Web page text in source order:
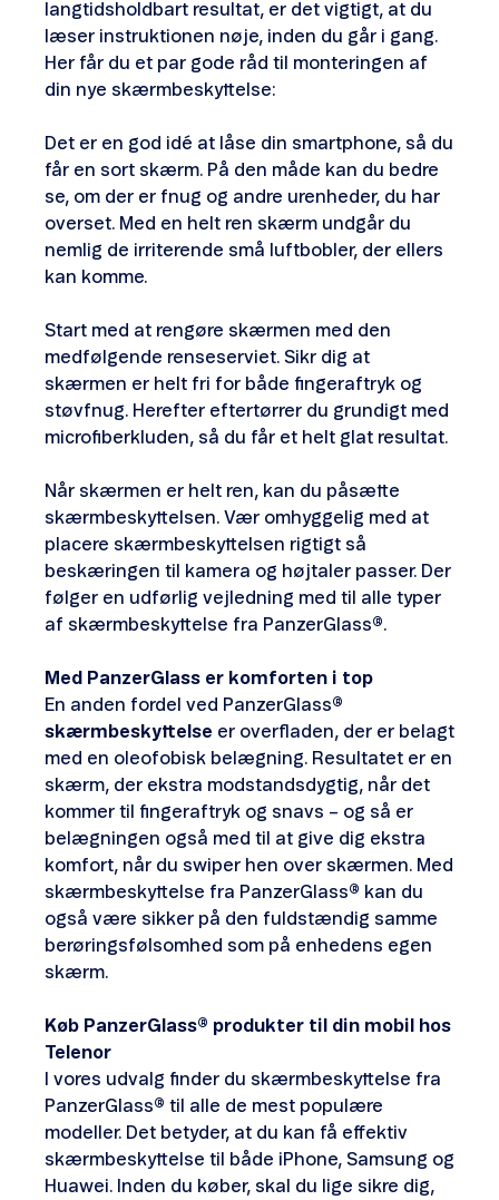
langtidsholdbart resultat, er det vigtigt, at du
læser instruktionen nøje, inden du går i gang.
Her får du et par gode råd til monteringen af
din nye skærmbeskyttelse:
Det er en god idé at låse din smartphone, så du
får en sort skærm. På den måde kan du bedre
se, om der er fnug og andre urenheder, du har
overset. Med en helt ren skærm undgår du
nemlig de irriterende små luftbobler, der ellers
kan komme.
Start med at rengøre skærmen med den
medfølgende renseserviet. Sikr dig at
skærmen er helt fri for både fingeraftryk og
støvfnug. Herefter eftertørrer du grundigt med
microfiberkluden, så du får et helt glat resultat.
Når skærmen er helt ren, kan du påsætte
skærmbeskyttelsen. Vær omhyggelig med at
placere skærmbeskyttelsen rigtigt så
beskæringen til kamera og højtaler passer. Der
følger en udførlig vejledning med til alle typer
af skærmbeskyttelse fra PanzerGlass®.
Med PanzerGlass er komforten i top
En anden fordel ved PanzerGlass®
skærmbeskyttelse er overfladen, der er belagt
med en oleofobisk belægning. Resultatet er en
skærm, der ekstra modstandsdygtig, når det
kommer til fingeraftryk og snavs – og så er
belægningen også med til at give dig ekstra
komfort, når du swiper hen over skærmen. Med
skærmbeskyttelse fra PanzerGlass® kan du
også være sikker på den fuldstændig samme
berøringsfølsomhed som på enhedens egen
skærm.
Køb PanzerGlass® produkter til din mobil hos
Telenor
I vores udvalg finder du skærmbeskyttelse fra
PanzerGlass® til alle de mest populære
modeller. Det betyder, at du kan få effektiv
skærmbeskyttelse til både iPhone, Samsung og
Huawei. Inden du køber, skal du lige sikre dig,